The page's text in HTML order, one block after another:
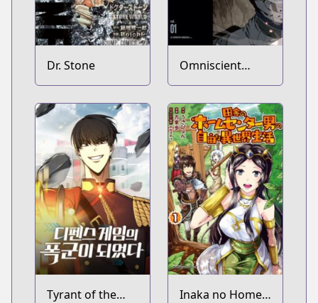
Dr. Stone
Omniscient
Reader's
Viewpoint
Tyrant of the
Inaka no Home